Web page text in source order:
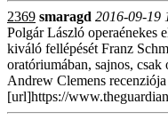
2369 smaragd 2016-09-19
Polgár László operaénekes
kiváló fellépését Franz
oratóriumában, sajnos,
Andrew Clemens recenziója
[url]https://